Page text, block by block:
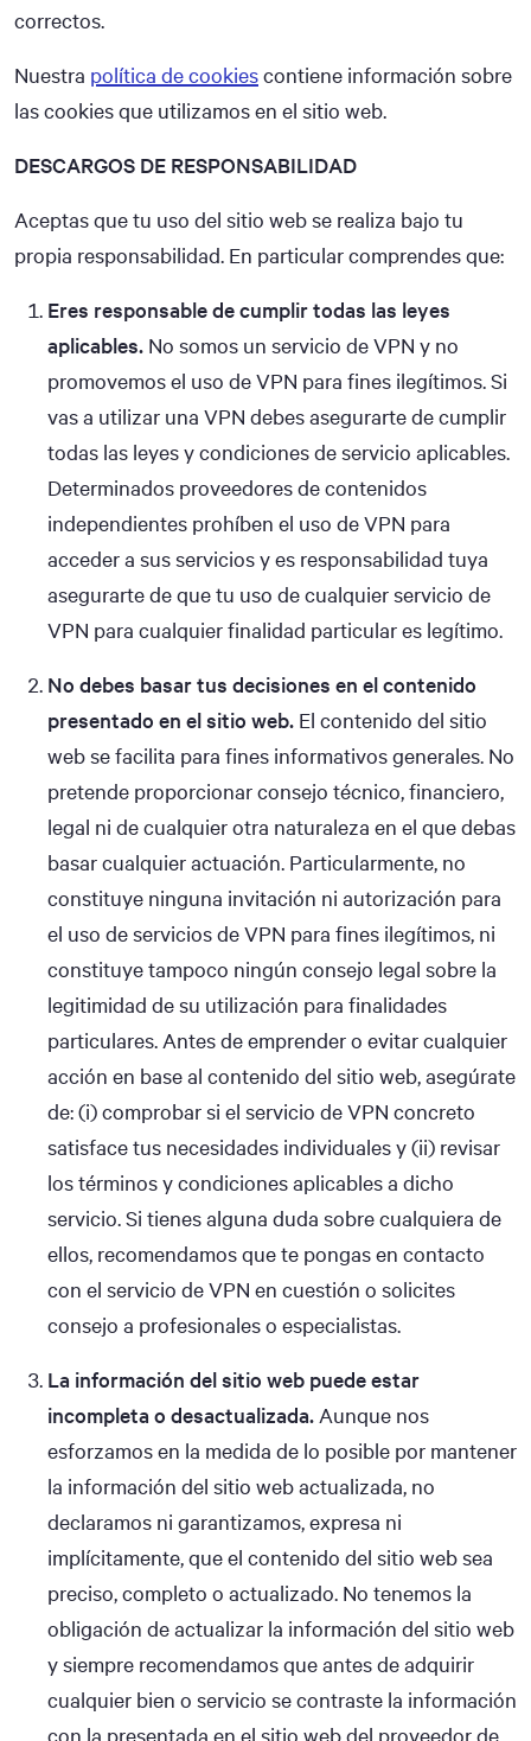
correctos.
Nuestra política de cookiescontiene información sobre
las cookies que utilizamos en el sitio web.
DESCARGOS DE RESPONSABILIDAD
Aceptas que tu uso del sitio web se realiza bajo tu
propia responsabilidad. En particular comprendes que:
Eres responsable de cumplir todas las leyes
aplicables. No somos un servicio de VPN y no
promovemos el uso de VPN para fines ilegítimos. Si
vas a utilizar una VPN debes asegurarte de cumplir
todas las leyes y condiciones de servicio aplicables.
Determinados proveedores de contenidos
independientes prohíben el uso de VPN para
acceder a sus servicios y es responsabilidad tuya
asegurarte de que tu uso de cualquier servicio de
VPN para cualquier finalidad particular es legítimo.
No debes basar tus decisiones en el contenido
presentado en el sitio web. El contenido del sitio
web se facilita para fines informativos generales. No
pretende proporcionar consejo técnico, financiero,
legal ni de cualquier otra naturaleza en el que debas
basar cualquier actuación. Particularmente, no
constituye ninguna invitación ni autorización para
el uso de servicios de VPN para fines ilegítimos, ni
constituye tampoco ningún consejo legal sobre la
legitimidad de su utilización para finalidades
particulares. Antes de emprender o evitar cualquier
acción en base al contenido del sitio web, asegúrate
de: (i) comprobar si el servicio de VPN concreto
satisface tus necesidades individuales y (ii) revisar
los términos y condiciones aplicables a dicho
servicio. Si tienes alguna duda sobre cualquiera de
ellos, recomendamos que te pongas en contacto
con el servicio de VPN en cuestión o solicites
consejo a profesionales o especialistas.
La información del sitio web puede estar
incompleta o desactualizada.Aunque nos
esforzamos en la medida de lo posible por mantener
la información del sitio web actualizada, no
declaramos ni garantizamos, expresa ni
implícitamente, que el contenido del sitio web sea
preciso, completo o actualizado. No tenemos la
obligación de actualizar la información del sitio web
y siempre recomendamos que antes de adquirir
cualquier bien o servicio se contraste la información
con la presentada en el sitio web del proveedor de